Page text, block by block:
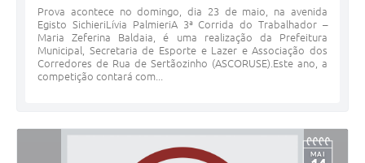
Prova acontece no domingo, dia 23 de maio, na avenida
Egisto SichieriLívia PalmieriA 3ª Corrida do Trabalhador –
Maria Zeferina Baldaia, é uma realização da Prefeitura
Municipal, Secretaria de Esporte e Lazer e Associação dos
Corredores de Rua de Sertãozinho (ASCORUSE).Este ano, a
competição contará com...
MAI